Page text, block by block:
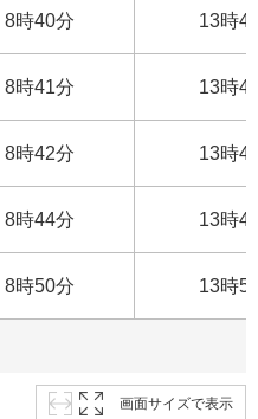
8時40分 13時
8時41分 13時
8時42分 13時
8時44分 13時
8時50分 13時
画面サイズで表示